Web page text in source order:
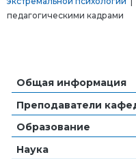
педагогическими кадрами
Общая информация
Преподаватели
Образование
Наука